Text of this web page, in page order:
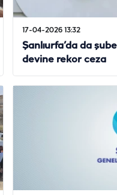
17-04-2026 13:32
Şanlıurfa’da da
devine rekor ceza